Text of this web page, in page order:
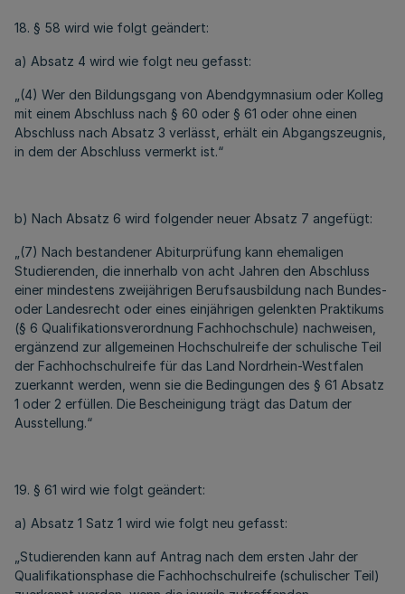
18. § 58 wird wie folgt geändert:
a) Absatz 4 wird wie folgt neu gefasst:
„(4) Wer den Bildungsgang von Abendgymnasium oder Kolleg
mit einem Abschluss nach § 60 oder § 61 oder ohne einen
Abschluss nach Absatz 3 verlässt, erhält ein Abgangszeugnis,
in dem der Abschluss vermerkt ist.“
b) Nach Absatz 6 wird folgender neuer Absatz 7 angefügt:
„(7) Nach bestandener Abiturprüfung kann ehemaligen
Studierenden, die innerhalb von acht Jahren den Abschluss
einer mindestens zweijährigen Berufsausbildung nach Bundes-
oder Landesrecht oder eines einjährigen gelenkten Praktikums
(§ 6 Qualifikationsverordnung Fachhochschule) nachweisen,
ergänzend zur allgemeinen Hochschulreife der schulische Teil
der Fachhochschulreife für das Land Nordrhein-Westfalen
zuerkannt werden, wenn sie die Bedingungen des § 61 Absatz
1 oder 2 erfüllen. Die Bescheinigung trägt das Datum der
Ausstellung.“
19. § 61 wird wie folgt geändert:
a) Absatz 1 Satz 1 wird wie folgt neu gefasst:
„Studierenden kann auf Antrag nach dem ersten Jahr der
Qualifikationsphase die Fachhochschulreife (schulischer Teil)